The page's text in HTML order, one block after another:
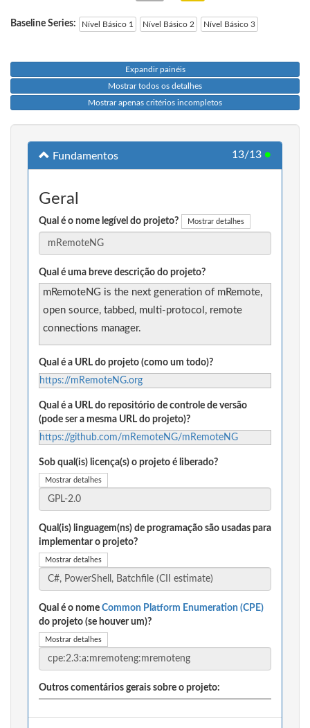
Baseline Series: Nível Básico 1 Nível Básico 2 Nível Básico 3
Expandir painéis
Mostrar todos os detalhes
Mostrar apenas critérios incompletos
Fundamentos 13/13 ●
Geral
Qual é o nome legível do projeto? Mostrar detalhes
Qual é uma breve descrição do projeto?
mRemoteNG is the next generation of mRemote,
open source, tabbed, multi-protocol, remote
connections manager.
Qual é a URL do projeto (como um todo)?
https://mRemoteNG.org
Qual é a URL do repositório de controle de versão
(pode ser a mesma URL do projeto)?
https://github.com/mRemoteNG/mRemoteNG
Sob qual(is) licença(s) o projeto é liberado?
Mostrar detalhes
Qual(is) linguagem(ns) de programação são usadas para
implementar o projeto?
Mostrar detalhes
Qual é o nome Common Platform Enumeration (CPE)
do projeto (se houver um)?
Mostrar detalhes
Outros comentários gerais sobre o projeto: